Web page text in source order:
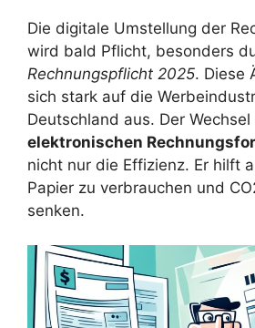
Die digitale Umstellung der
wird bald Pflicht, besonders
Rechnungspflicht 2025. Diese
sich stark auf die
Deutschland aus. Der Wechsel
elektronischen
nicht nur die Effizienz. Er hilft
Papier zu verbrauchen und
senken.